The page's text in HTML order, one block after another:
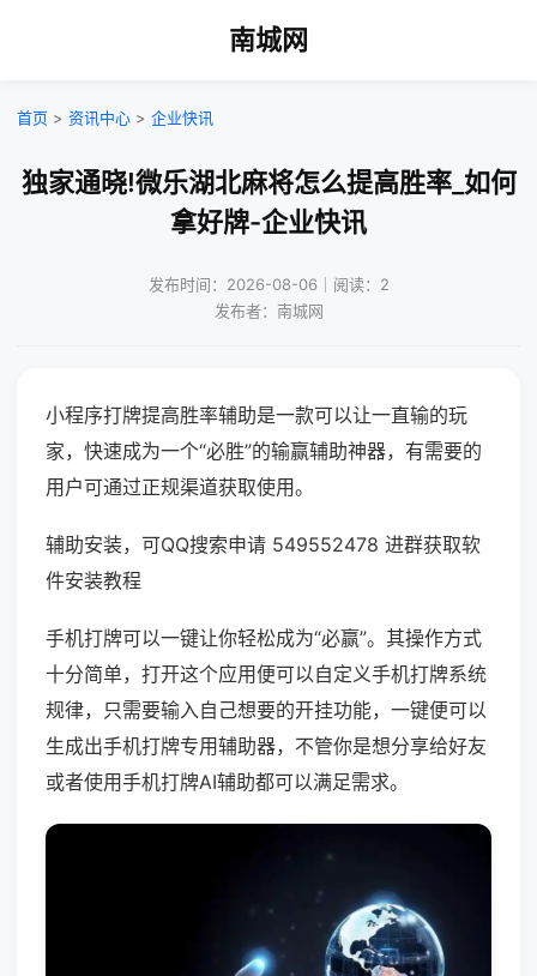
南城网
首页 > 资讯中心 > 企业快讯
独家通晓!微乐湖北麻将怎么提高胜率_如何
拿好牌-企业快讯
发布时间：2026-08-06｜阅读：2
发布者：南城网
小程序打牌提高胜率辅助是一款可以让一直输的玩
家，快速成为一个“必胜”的输赢辅助神器，有需要的
用户可通过正规渠道获取使用。
辅助安装，可QQ搜索申请 549552478 进群获取软
件安装教程
手机打牌可以一键让你轻松成为“必赢”。其操作方式
十分简单，打开这个应用便可以自定义手机打牌系统
规律，只需要输入自己想要的开挂功能，一键便可以
生成出手机打牌专用辅助器，不管你是想分享给好友
或者使用手机打牌AI辅助都可以满足需求。